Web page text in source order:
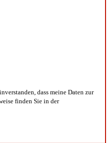
dass meine Daten zur
finden Sie in der